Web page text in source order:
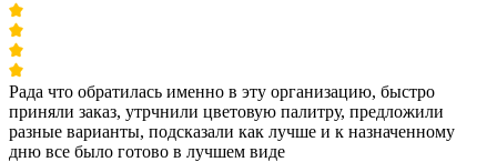
Рада что обратилась именно в эту организацию, быстро
приняли заказ, утрчнили цветовую палитру, предложили
разные варианты, подсказали как лучше и к назначенному
дню все было готово в лучшем виде